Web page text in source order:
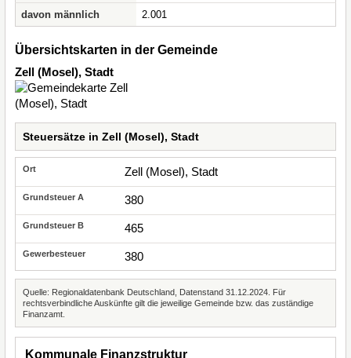
davon männlich
2.001
Übersichtskarten in der Gemeinde
Zell (Mosel), Stadt
Steuersätze in Zell (Mosel), Stadt
Zell (Mosel), Stadt
380
465
380
Quelle: Regionaldatenbank Deutschland, Datenstand 31.12.2024. Für
rechtsverbindliche Auskünfte gilt die jeweilige Gemeinde bzw. das zuständige
Finanzamt.
Kommunale Finanzstruktur